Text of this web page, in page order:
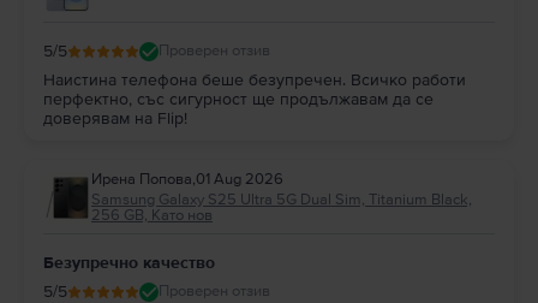
5/5 Проверен отзив
Наистина телефона беше безупречен. Всичко работи
перфектно, със сигурност ще продължавам да се
доверявам на Flip!
Ирена Попова,01 Aug 2026
Samsung Galaxy S25 Ultra 5G Dual Sim, Titanium Black,
256 GB, Като нов
Безупречно качество
5/5 Проверен отзив